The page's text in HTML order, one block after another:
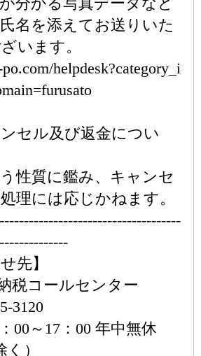
名を添えてお送りいた
います。
helpdesk?category_i
ンセル及び返金につい
う性質に鑑み、キャンセ
理には応じかねます。
先】
税コールセンター
3120
00～17：00 年中無休
く）